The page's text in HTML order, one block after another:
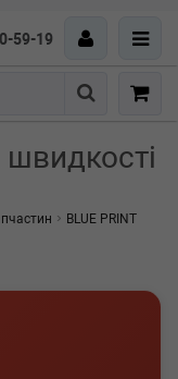
59-19
Пошук
швидкості
BLUE PRINT